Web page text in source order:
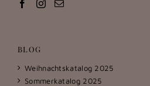
BLOG
Weihnachtskatalog 2025
Sommerkatalog 2025